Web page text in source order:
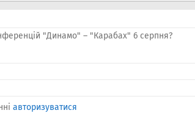
"Динамо" – "Карабах" 6 серпня?
авторизуватися